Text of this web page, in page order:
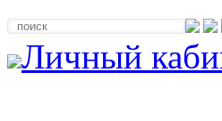
Личный